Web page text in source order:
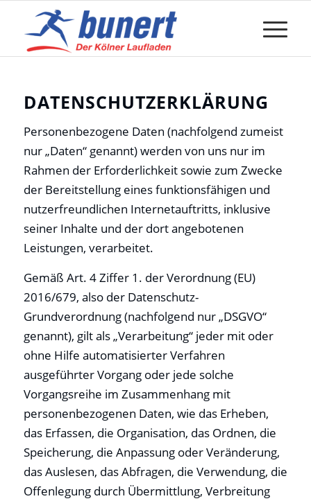
DATENSCHUTZERKLÄRUNG
Personenbezogene Daten (nachfolgend zumeist
nur „Daten“ genannt) werden von uns nur im
Rahmen der Erforderlichkeit sowie zum Zwecke
der Bereitstellung eines funktionsfähigen und
nutzerfreundlichen Internetauftritts, inklusive
seiner Inhalte und der dort angebotenen
Leistungen, verarbeitet.
Gemäß Art. 4 Ziffer 1. der Verordnung (EU)
2016/679, also der Datenschutz-
Grundverordnung (nachfolgend nur „DSGVO“
genannt), gilt als „Verarbeitung“ jeder mit oder
ohne Hilfe automatisierter Verfahren
ausgeführter Vorgang oder jede solche
Vorgangsreihe im Zusammenhang mit
personenbezogenen Daten, wie das Erheben,
das Erfassen, die Organisation, das Ordnen, die
Speicherung, die Anpassung oder Veränderung,
das Auslesen, das Abfragen, die Verwendung, die
Offenlegung durch Übermittlung, Verbreitung